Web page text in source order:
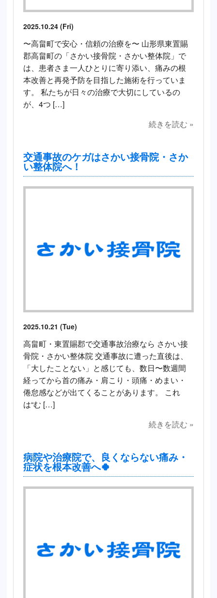
2025.10.24 (Fri)
〜高畠町で安心・信頼の治療を〜 山形県東置賜
郡高畠町の「さかい接骨院・さかい整体院」で
は、患者さま一人ひとりに寄り添い、痛みの根
本改善と再発予防を目指した施術を行っていま
す。 私たちが日々の治療で大切にしているの
が、4つ […]
続きを読む »
交通事故のケガはさかい接骨院・さか
い整体院へ！
2025.10.21 (Tue)
高畠町・東置賜郡で交通事故治療なら さかい接
骨院・さかい整体院 交通事故に遭った直後は、
「大したことない」と感じても、数日〜数週間
経ってから首の痛み・肩こり・頭痛・めまい・
倦怠感などが出てくることがあります。 これ
は“む […]
続きを読む »
病院や治療院で、良くならない痛み・
症状を根本改善へ🍀